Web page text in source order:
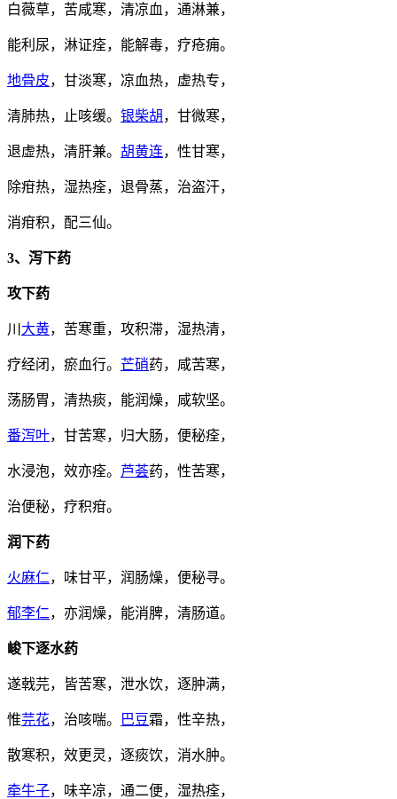
白薇草，苦咸寒，清凉血，通淋兼，
能利尿，淋证痊，能解毒，疗疮痈。
地骨皮，甘淡寒，凉血热，虚热专，
清肺热，止咳缓。 银柴胡 ，甘微寒，
退虚热，清肝兼。 胡黄连，性甘寒，
除疳热，湿热痊，退骨蒸，治盗汗，
消疳积，配三仙。
3、泻下药
攻下药
川 大黄，苦寒重，攻积滞，湿热清，
疗经闭，瘀血行。 芒硝药，咸苦寒，
荡肠胃，清热痰，能润燥，咸软坚。
番泻叶，甘苦寒，归大肠，便秘痊，
水浸泡，效亦痊。 芦荟药，性苦寒，
治便秘，疗积疳。
润下药
火麻仁，味甘平，润肠燥，便秘寻。
郁李仁，亦润燥，能消脾，清肠道。
峻下逐水药
遂戟芫，皆苦寒，泄水饮，逐肿满，
惟芫花，治咳喘。 巴豆霜，性辛热，
散寒积，效更灵，逐痰饮，消水肿。
牵牛子，味辛凉，通二便，湿热痊，